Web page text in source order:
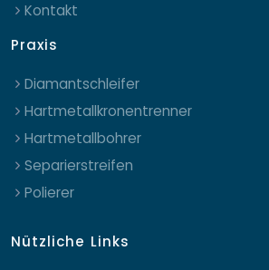
Kontakt
Praxis
Diamantschleifer
Hartmetallkronentrenner
Hartmetallbohrer
Separierstreifen
Polierer
Nützliche Links